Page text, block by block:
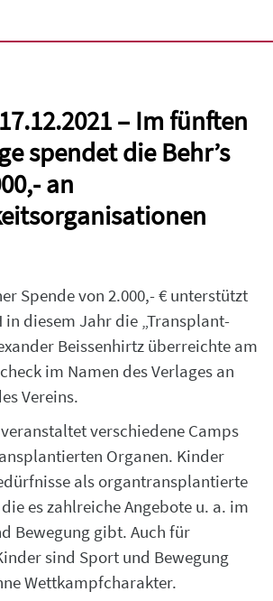
– Im fünften
spendet die Behr’s
an
Spende von 2.000,- € unterstützt
in diesem Jahr die „Transplant-
Beissenhirtz überreichte am
im Namen des Verlages an
Vereins.
verschiedene Camps
Organen. Kinder
als organtransplantierte
es zahlreiche Angebote u. a. im
Bewegung gibt. Auch für
sind Sport und Bewegung
Wettkampfcharakter.